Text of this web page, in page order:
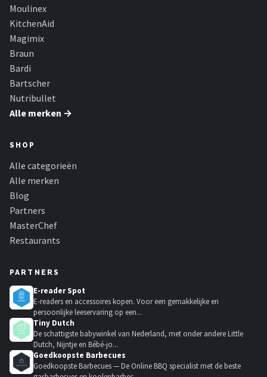
Moulinex
KitchenAid
Magimix
Braun
Bardi
Bartscher
Nutribullet
Alle merken →
SHOP
Alle categorieën
Alle merken
Blog
Partners
MasterChef
Restaurants
PARTNERS
E-reader Spot
E-readers en accessoires kopen. Voor een gemakkelijke en
persoonlijke leeservaring op een...
Tiny Dutch
De schattigste babywinkel van Nederland, met onder andere Little
Dutch, Nijntje en Bébé-jo...
Goedkoopste Barbecues
Goedkoopste Barbecues — De Online BBQ specialist met de beste